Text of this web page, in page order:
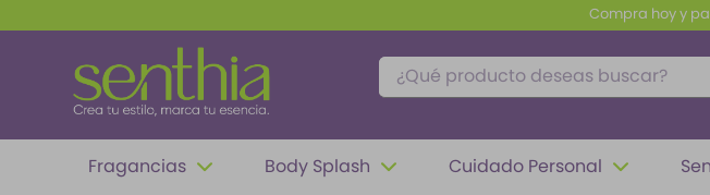
Compra hoy y
¿Qué producto deseas buscar?
Fragancias Body Splash Cuidado Personal
TÉRMINOS MÁS BUSCADOS
1.
perfume